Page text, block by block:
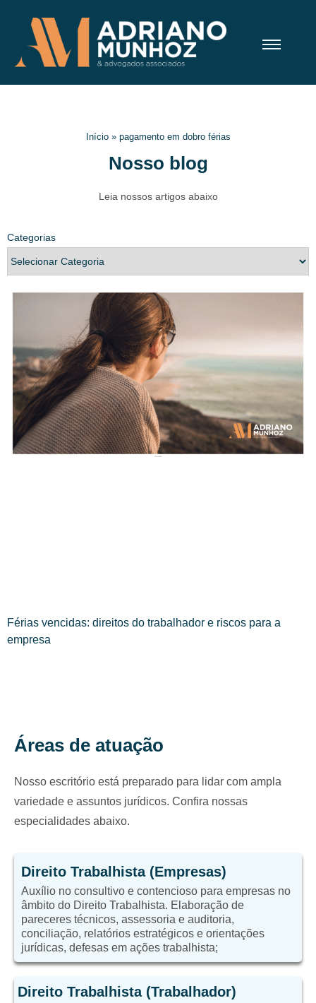
Início» pagamento em dobro férias
Nosso blog
Leia nossos artigos abaixo
Categorias
Férias vencidas: direitos do trabalhador e riscos para a
empresa
Áreas de atuação
Nosso escritório está preparado para lidar com ampla
variedade e assuntos jurídicos. Confira nossas
especialidades abaixo.
Direito Trabalhista (Empresas)
Auxílio no consultivo e contencioso para empresas no
âmbito do Direito Trabalhista. Elaboração de
pareceres técnicos, assessoria e auditoria,
conciliação, relatórios estratégicos e orientações
jurídicas, defesas em ações trabalhista;
Direito Trabalhista (Trabalhador)